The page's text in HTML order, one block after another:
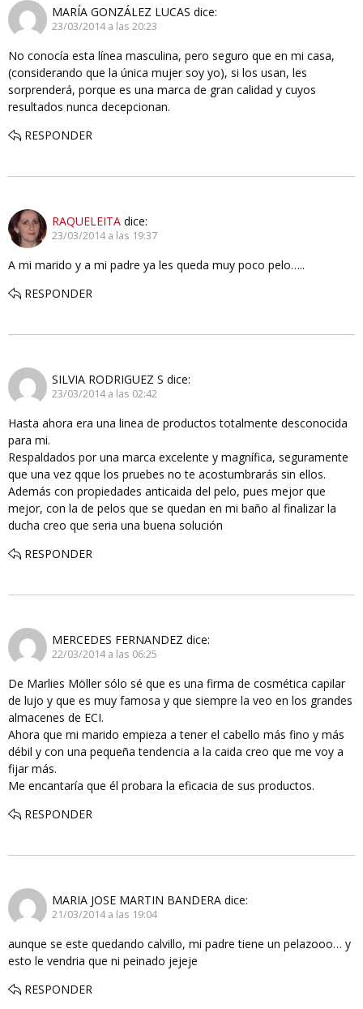
MARÍA GONZÁLEZ LUCAS dice:
23/03/2014 a las 20:23
No conocía esta línea masculina, pero seguro que en mi casa,
(considerando que la única mujer soy yo), si los usan, les
sorprenderá, porque es una marca de gran calidad y cuyos
resultados nunca decepcionan.
RESPONDER
RAQUELEITA dice:
23/03/2014 a las 19:37
A mi marido y a mi padre ya les queda muy poco pelo…..
RESPONDER
SILVIA RODRIGUEZ S dice:
23/03/2014 a las 02:42
Hasta ahora era una linea de productos totalmente desconocida
para mi.
Respaldados por una marca excelente y magnífica, seguramente
que una vez qque los pruebes no te acostumbrarás sin ellos.
Además con propiedades anticaida del pelo, pues mejor que
mejor, con la de pelos que se quedan en mi baño al finalizar la
ducha creo que seria una buena solución
RESPONDER
MERCEDES FERNANDEZ dice:
22/03/2014 a las 06:25
De Marlies Möller sólo sé que es una firma de cosmética capilar
de lujo y que es muy famosa y que siempre la veo en los grandes
almacenes de ECI.
Ahora que mi marido empieza a tener el cabello más fino y más
débil y con una pequeña tendencia a la caida creo que me voy a
fijar más.
Me encantaría que él probara la eficacia de sus productos.
RESPONDER
MARIA JOSE MARTIN BANDERA dice:
21/03/2014 a las 19:04
aunque se este quedando calvillo, mi padre tiene un pelazooo… y
esto le vendria que ni peinado jejeje
RESPONDER